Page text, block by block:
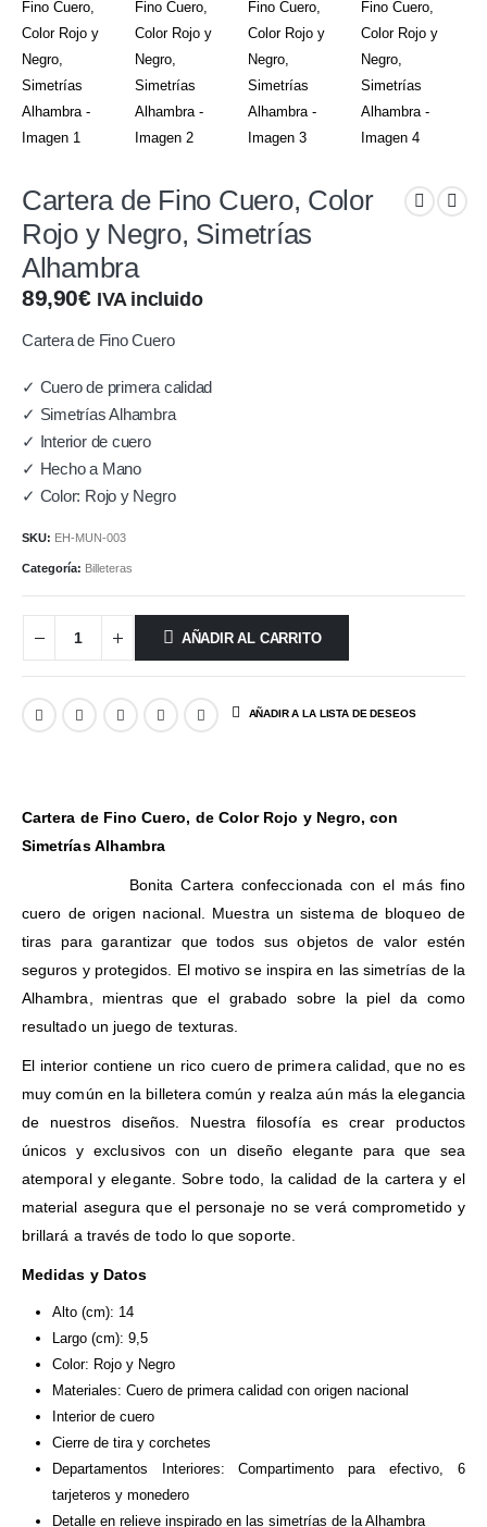
Cartera de Fino Cuero, Color
Rojo y Negro, Simetrías
Alhambra
89,90€ IVA incluido
Cartera de Fino Cuero
✓ Cuero de primera calidad
✓ Simetrías Alhambra
✓ Interior de cuero
✓ Hecho a Mano
✓ Color: Rojo y Negro
SKU: EH-MUN-003
Categoría: Billeteras
AÑADIR AL CARRITO
AÑADIR A LA LISTA DE DESEOS
Cartera de Fino Cuero, de Color Rojo y Negro, con
Simetrías Alhambra
Bonita Cartera confeccionada con el más fino
cuero de origen nacional. Muestra un sistema de bloqueo de
tiras para garantizar que todos sus objetos de valor estén
seguros y protegidos. El motivo se inspira en las simetrías de la
Alhambra, mientras que el grabado sobre la piel da como
resultado un juego de texturas.
El interior contiene un rico cuero de primera calidad, que no es
muy común en la billetera común y realza aún más la elegancia
de nuestros diseños. Nuestra filosofía es crear productos
únicos y exclusivos con un diseño elegante para que sea
atemporal y elegante. Sobre todo, la calidad de la cartera y el
material asegura que el personaje no se verá comprometido y
brillará a través de todo lo que soporte.
Medidas y Datos
Alto (cm): 14
Largo (cm): 9,5
Color: Rojo y Negro
Materiales: Cuero de primera calidad con origen nacional
Interior de cuero
Cierre de tira y corchetes
Departamentos Interiores: Compartimento para efectivo, 6
tarjeteros y monedero
Detalle en relieve inspirado en las simetrías de la Alhambra